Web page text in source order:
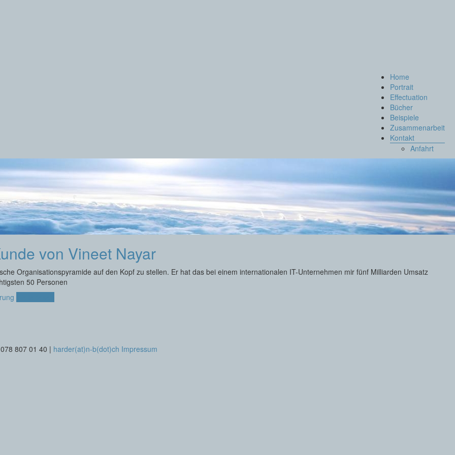
Home
Portrait
Effectuation
Bücher
Beispiele
Zusammenarbeit
Kontakt
Anfahrt
von Vineet Nayar
Organisationspyramide auf den Kopf zu stellen. Er hat das bei einem internationalen IT-Unternehmen mir fünf Milliarden Umsatz
50 Personen
807 01 40 | harder(at)n-b(dot)ch Impressum